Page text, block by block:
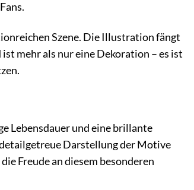
Szene. Die Illustration fängt
mehr als nur eine Dekoration – es ist
Lebensdauer und eine brillante
Darstellung der Motive
Freude an diesem besonderen